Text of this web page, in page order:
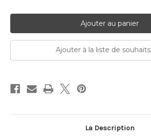
Ajouter à la liste de souhaits
La Description